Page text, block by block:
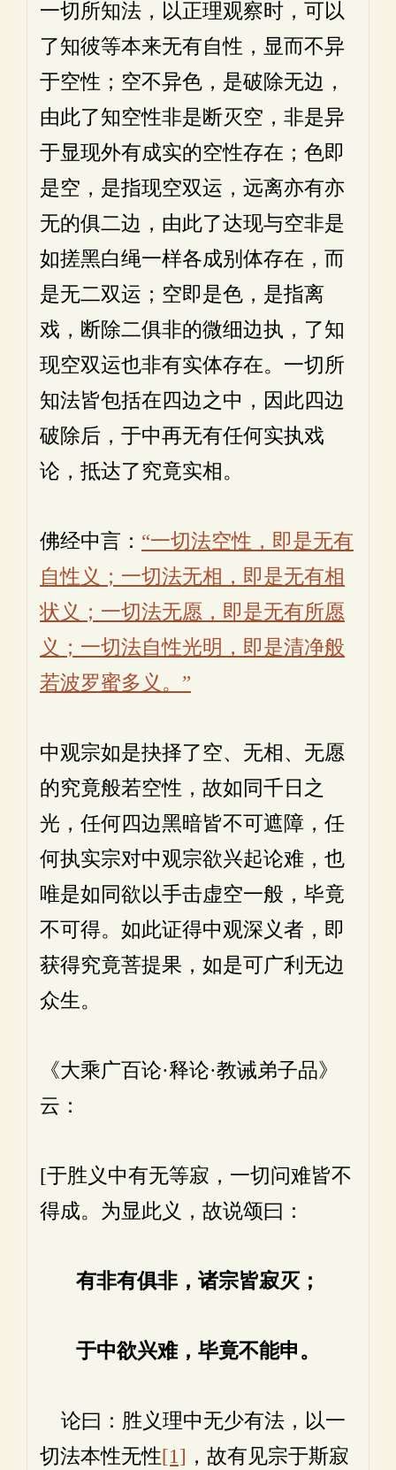
一切所知法，以正理观察时，可以
了知彼等本来无有自性，显而不异
于空性；空不异色，是破除无边，
由此了知空性非是断灭空，非是异
于显现外有成实的空性存在；色即
是空，是指现空双运，远离亦有亦
无的俱二边，由此了达现与空非是
如搓黑白绳一样各成别体存在，而
是无二双运；空即是色，是指离
戏，断除二俱非的微细边执，了知
现空双运也非有实体存在。一切所
知法皆包括在四边之中，因此四边
破除后，于中再无有任何实执戏
论，抵达了究竟实相。
佛经中言： “一切法空性，即是无有
自性义；一切法无相，即是无有相
状义；一切法无愿，即是无有所愿
义；一切法自性光明，即是清净般
若波罗蜜多义。”
中观宗如是抉择了空、无相、无愿
的究竟般若空性，故如同千日之
光，任何四边黑暗皆不可遮障，任
何执实宗对中观宗欲兴起论难，也
唯是如同欲以手击虚空一般，毕竟
不可得。如此证得中观深义者，即
获得究竟菩提果，如是可广利无边
众生。
《大乘广百论·释论·教诫弟子品》
云：
[于胜义中有无等寂，一切问难皆不
得成。为显此义，故说颂曰：
有非有俱非，诸宗皆寂灭；
于中欲兴难，毕竟不能申。
论曰：胜义理中无少有法，以一
切法本性无性[1] ，故有见宗于斯寂